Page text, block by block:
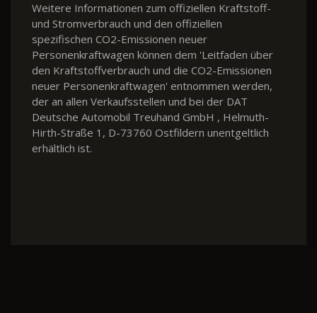
Weitere Informationen zum offiziellen Kraftstoff-
und Stromverbrauch und den offiziellen
spezifischen CO2-Emissionen neuer
Personenkraftwagen können dem 'Leitfaden über
den Kraftstoffverbrauch und die CO2-Emissionen
neuer Personenkraftwagen' entnommen werden,
der an allen Verkaufsstellen und bei der DAT
Deutsche Automobil Treuhand GmbH , Helmuth-
Hirth-Straße 1, D-73760 Ostfildern unentgeltlich
erhältlich ist.